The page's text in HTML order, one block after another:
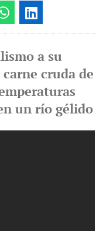
a su
cruda de
un río gélido